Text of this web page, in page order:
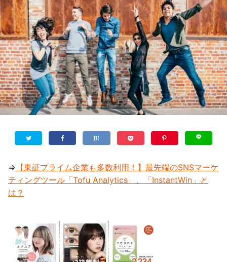
⇒ 【東証プライム企業も多数利用！】最先端のSNSマーケ
ティングツール「Tofu Analytics」、「InstantWin」と
は？